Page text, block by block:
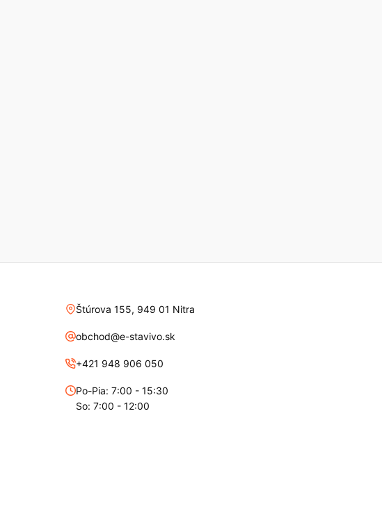
Štúrova 155, 949 01 Nitra
obchod@e-stavivo.sk
+421 948 906 050
Po-Pia: 7:00 - 15:30
So: 7:00 - 12:00